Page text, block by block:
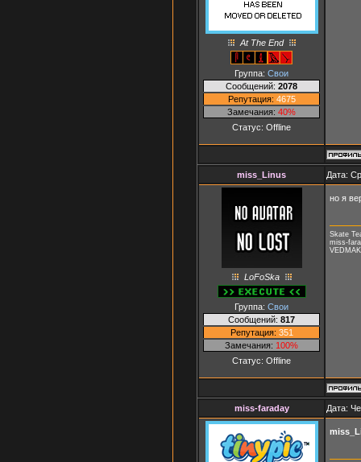
At The End
Группа: Свои
Сообщений: 2078
Репутация: 4675
Замечания: 40%
Статус: Offline
miss_Linus Дата:
LoFoSka
Группа: Свои
Сообщений: 817
Репутация: 351
Замечания: 100%
Статус: Offline
но я
Skate
miss-
miss-faraday Дата: